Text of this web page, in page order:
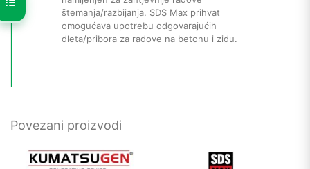
štemanja/razbijanja. SDS Max prihvat
omogućava upotrebu odgovarajućih
dleta/pribora za radove na betonu i zidu.
Povezani proizvodi